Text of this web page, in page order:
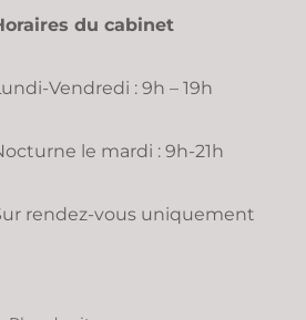
du cabinet
Vendredi : 9h – 19h
le mardi : 9h-21h
rendez-vous uniquement